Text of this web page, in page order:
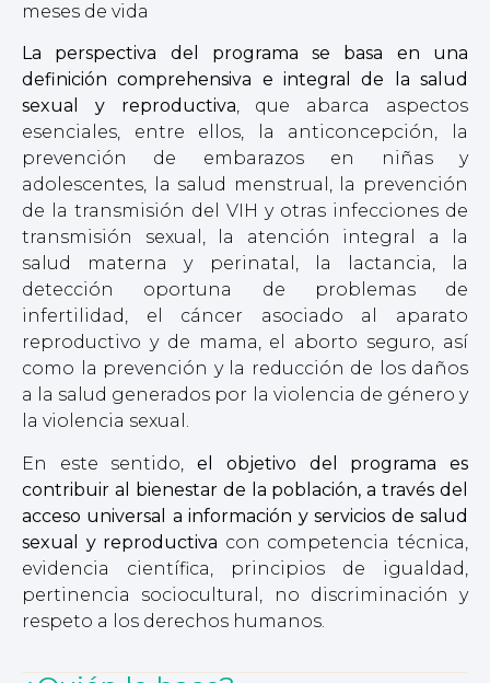
meses de vida
La perspectiva del programa se basa en una
definición comprehensiva e integral de la salud
sexual y reproductiva, que abarca aspectos
esenciales, entre ellos, la anticoncepción, la
prevención de embarazos en niñas y
adolescentes, la salud menstrual, la prevención
de la transmisión del VIH y otras infecciones de
transmisión sexual, la atención integral a la
salud materna y perinatal, la lactancia, la
detección oportuna de problemas de
infertilidad, el cáncer asociado al aparato
reproductivo y de mama, el aborto seguro, así
como la prevención y la reducción de los daños
a la salud generados por la violencia de género y
la violencia sexual.
En este sentido,el objetivo del programa es
contribuir al bienestar de la población, a través del
acceso universal a información y servicios de salud
sexual y reproductiva con competencia técnica,
evidencia científica, principios de igualdad,
pertinencia sociocultural, no discriminación y
respeto a los derechos humanos.